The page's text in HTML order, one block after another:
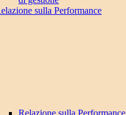
sulla Performance